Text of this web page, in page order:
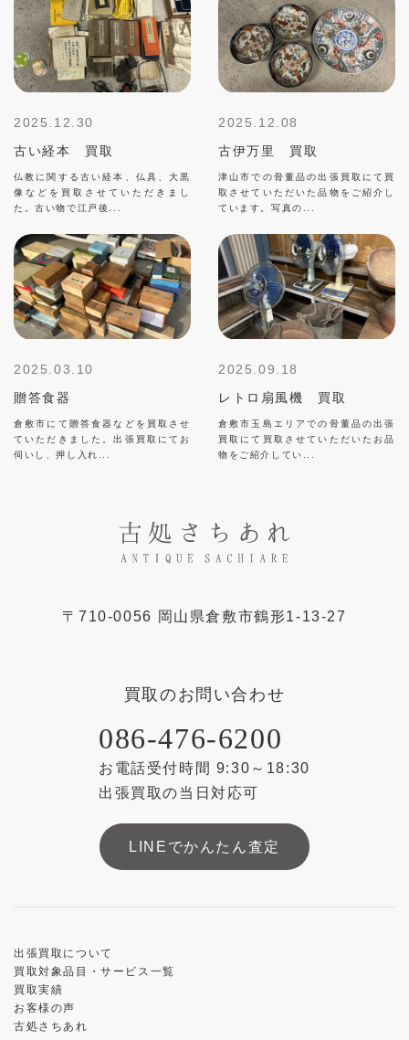
2025.12.30
古い経本 買取
仏教に関する古い経本、仏具、大黒
像などを買取させていただきまし
た。古い物で江戸後...
2025.12.08
古伊万里 買取
津山市での骨董品の出張買取にて買
取させていただいた品物をご紹介し
ています。写真の...
2025.03.10
贈答食器
倉敷市にて贈答食器などを買取させ
ていただきました。出張買取にてお
伺いし、押し入れ...
2025.09.18
レトロ扇風機 買取
倉敷市玉島エリアでの骨董品の出張
買取にて買取させていただいたお品
物をご紹介してい...
〒710-0056 岡山県倉敷市鶴形1-13-27
買取のお問い合わせ
086-476-6200
お電話受付時間 9:30～18:30
出張買取の当日対応可
LINEでかんたん査定
出張買取について
買取対象品目・サービス一覧
買取実績
お客様の声
古処さちあれ